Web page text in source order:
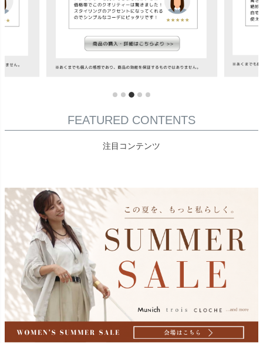
FEATURED CONTENTS
注目コンテンツ